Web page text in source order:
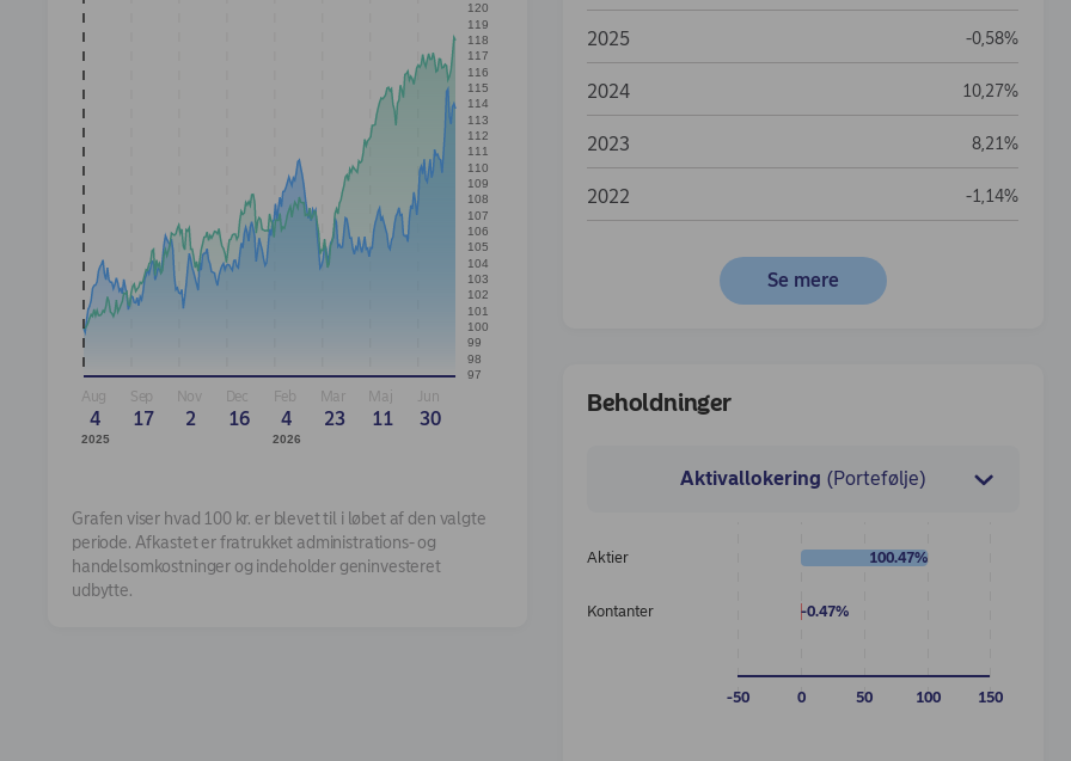
120
119
118
117
116
115
114
113
112
111
110
109
108
107
106
105
104
103
102
101
100
99
98
97
Aug
4
2025
Sep
17
Nov
2
Dec
16
Feb
4
2026
Mar
23
Maj
11
Jun
30
Grafen viser hvad 100 kr. er blevet til i løbet af den valgte
periode. Afkastet er fratrukket administrations- og
handelsomkostninger og indeholder geninvesteret
udbytte.
2025 -0,58%
2024 10,27%
2023 8,21%
2022 -1,14%
Se mere
Beholdninger
Aktivallokering (Portefølje)
Aktier 100.47%
Kontanter -0.47%
-50 0 50 100 150